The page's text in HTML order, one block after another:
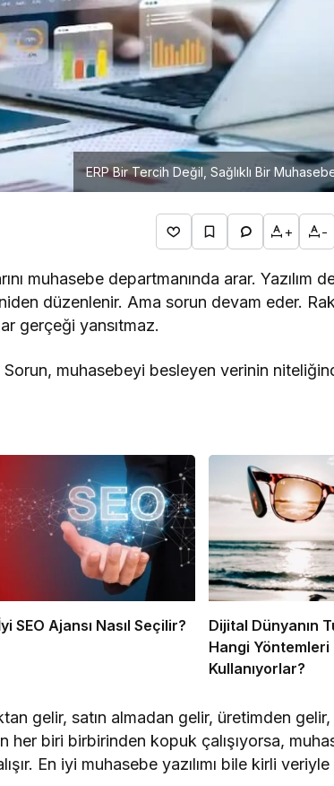
ERP Bir Tercih Değil, Sağlıklı Bir
+ -
muhasebe departmanında arar. Yazılım
düzenlenir. Ama sorun devam eder.
gerçeği yansıtmaz.
muhasebeyi besleyen verinin
SEO Ajansı Nasıl Seçilir?
Dijital Dünyanın
Hangi Yöntemleri
Kullanıyorlar?
gelir, satın almadan gelir, üretimden gelir,
her biri birbirinden kopuk çalışıyorsa,
En iyi muhasebe yazılımı bile kirli